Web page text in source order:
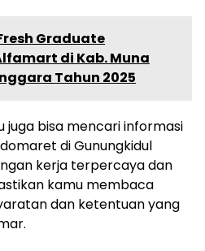
Graduate
di Kab. Muna
Tahun 2025
juga bisa mencari informasi
di Gunungkidul
kerja terpercaya dan
kamu membaca
dan ketentuan yang